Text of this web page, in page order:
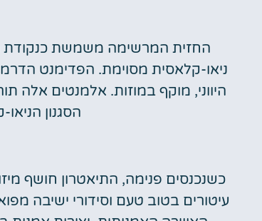
החזית המרשימה משמשת כנקודת
ניאו-קלאסית מסוימת. הפדימנט
היווני, מוקף במוזות. אלמנטים אלה
הסגנון
כשנכנסים פנימה, התיאטרון חושף
עיטורים בטוב טעם וסידורי ישיבה